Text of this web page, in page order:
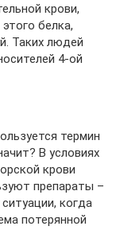
крови,
белка,
Таких людей
4-ой
термин
В условиях
крови
препараты –
когда
потерянной